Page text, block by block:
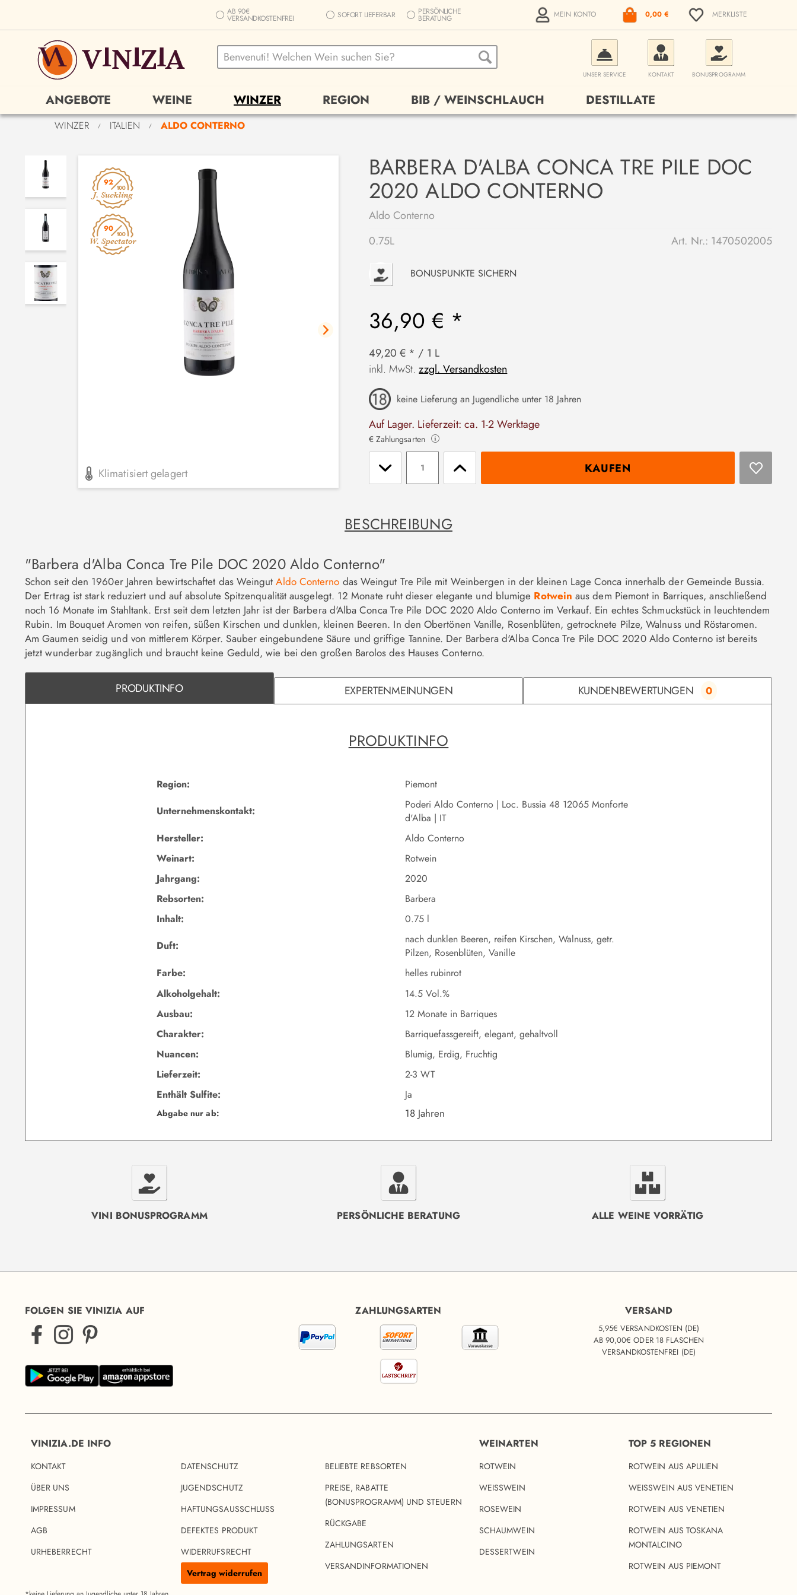
AB 90€
VERSANDKOSTENFREI SOFORT LIEFERBAR PERSÖNLICHE
BERATUNG MEIN KONTO 0,00 € MERKLISTE
UNSER SERVICE KONTAKT BONUSPROGRAMM
ANGEBOTE WEINE WINZER REGION BIB / WEINSCHLAUCH DESTILLATE
WINZER / ITALIEN / ALDO CONTERNO
92
90
Klimatisiert gelagert
BARBERA D'ALBA CONCA TRE PILE DOC
2020 ALDO CONTERNO
Aldo Conterno
0.75L
Art. Nr.: 1470502005
P BONUSPUNKTE SICHERN
36,90 € *
49,20 € * / 1 L
inkl. MwSt.zzgl. Versandkosten
keine Lieferung an Jugendliche unter 18 Jahren
Auf Lager. Lieferzeit: ca. 1-2 Werktage
€ Zahlungsarten
KAUFEN
BESCHREIBUNG
"Barbera d'Alba Conca Tre Pile DOC 2020 Aldo Conterno"
Schon seit den 1960er Jahren bewirtschaftet das WeingutAldo Conterno das Weingut Tre Pile mit Weinbergen in der kleinen Lage Conca innerhalb der Gemeinde Bussia.
Der Ertrag ist stark reduziert und auf absolute Spitzenqualität ausgelegt. 12 Monate ruht dieser elegante und blumige Rotwein aus dem Piemont in Barriques, anschließend
noch 16 Monate im Stahltank. Erst seit dem letzten Jahr ist der Barbera d'Alba Conca Tre Pile DOC 2020 Aldo Conterno im Verkauf. Ein echtes Schmuckstück in leuchtendem
Rubin. Im Bouquet Aromen von reifen, süßen Kirschen und dunklen, kleinen Beeren. In den Obertönen Vanille, Rosenblüten, getrocknete Pilze, Walnuss und Röstaromen.
Am Gaumen seidig und von mittlerem Körper. Sauber eingebundene Säure und griffige Tannine. Der Barbera d'Alba Conca Tre Pile DOC 2020 Aldo Conterno ist bereits
jetzt wunderbar zugänglich und braucht keine Geduld, wie bei den großen Barolos des Hauses Conterno.
PRODUKTINFO EXPERTENMEINUNGEN KUNDENBEWERTUNGEN 0
PRODUKTINFO
Region:
Piemont
Unternehmenskontakt:
Poderi Aldo Conterno | Loc. Bussia 48 12065 Monforte
d'Alba | IT
Hersteller:
Aldo Conterno
Weinart:
Rotwein
Jahrgang:
2020
Rebsorten:
Barbera
Inhalt:
0.75 l
Duft:
nach dunklen Beeren, reifen Kirschen, Walnuss, getr.
Pilzen, Rosenblüten, Vanille
Farbe:
helles rubinrot
Alkoholgehalt:
14.5 Vol.%
Ausbau:
12 Monate in Barriques
Charakter:
Barriquefassgereift, elegant, gehaltvoll
Nuancen:
Blumig, Erdig, Fruchtig
Lieferzeit:
2-3 WT
Enthält Sulfite:
Ja
Abgabe nur ab: 18 Jahren
VINI BONUSPROGRAMM PERSÖNLICHE BERATUNG ALLE WEINE VORRÄTIG
FOLGEN SIE VINIZIA AUF ZAHLUNGSARTEN VERSAND
5,95€ VERSANDKOSTEN (DE)
AB 90,00€ ODER 18 FLASCHEN
VERSANDKOSTENFREI (DE)
VINIZIA.DE INFO
KONTAKT
ÜBER UNS
IMPRESSUM
AGB
URHEBERRECHT
DATENSCHUTZ
JUGENDSCHUTZ
HAFTUNGSAUSSCHLUSS
DEFEKTES PRODUKT
WIDERRUFSRECHT
Vertrag widerrufen
BELIEBTE REBSORTEN
PREISE, RABATTE
(BONUSPROGRAMM) UND STEUERN
RÜCKGABE
ZAHLUNGSARTEN
VERSANDINFORMATIONEN
WEINARTEN
ROTWEIN
WEISSWEIN
ROSEWEIN
SCHAUMWEIN
DESSERTWEIN
TOP 5 REGIONEN
ROTWEIN AUS APULIEN
WEISSWEIN AUS VENETIEN
ROTWEIN AUS VENETIEN
ROTWEIN AUS TOSKANA
MONTALCINO
ROTWEIN AUS PIEMONT